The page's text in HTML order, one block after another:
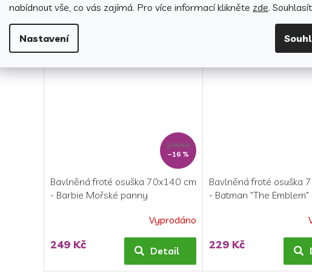
nabídnout vše, co vás zajímá. Pro více informací klikněte zde.
Nastavení
Průměrné
je
z
229 Kč
299 Kč
–16 %
Bavlněná froté osuška 70x140 cm
- Barbie Mořské panny
Vyprodáno
249 Kč Detail
Bavlněná froté osuška
- Batman "The Emblem"
229 Kč